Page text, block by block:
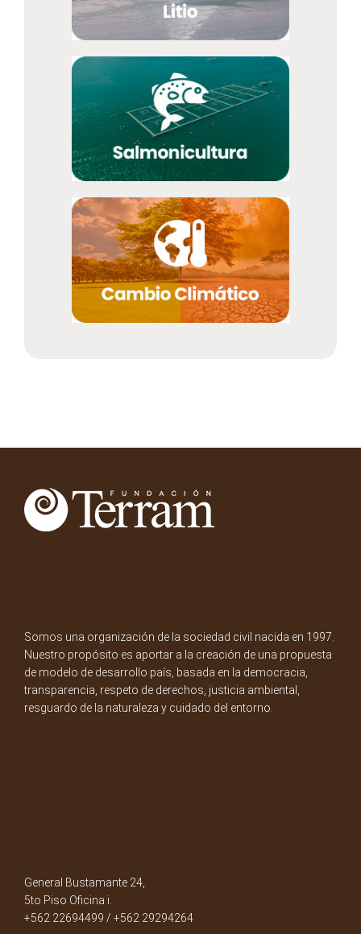
Somos una organización de la sociedad civil nacida en 1997.
Nuestro propósito es aportar a la creación de una propuesta
de modelo de desarrollo país, basada en la democracia,
transparencia, respeto de derechos, justicia ambiental,
resguardo de la naturaleza y cuidado del entorno.
General Bustamante 24,
5to Piso Oficina i.
+562 22694499 / +562 29294264